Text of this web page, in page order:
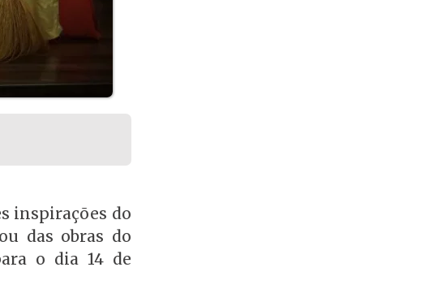
inspirações do
das obras do
o dia 14 de